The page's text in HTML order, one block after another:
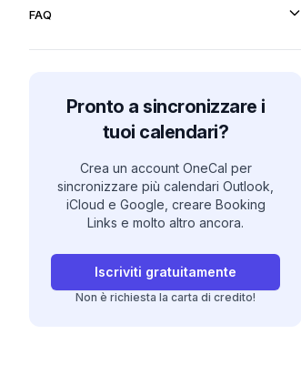
FAQ
Pronto a sincronizzare i
tuoi calendari?
Crea un account OneCal per
sincronizzare più calendari Outlook,
iCloud e Google, creare Booking
Links e molto altro ancora.
Iscriviti gratuitamente
Non è richiesta la carta di credito!